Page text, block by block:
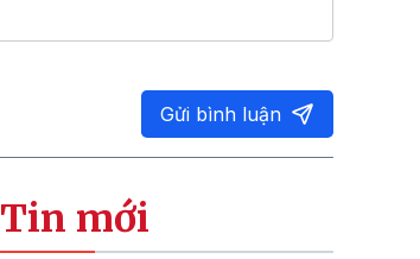
Gửi bình luận
Tin mới